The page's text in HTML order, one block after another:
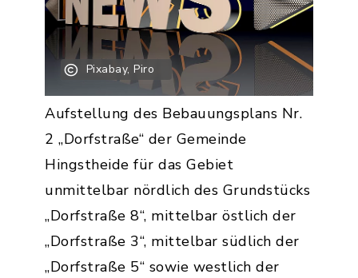
Pixabay, Piro
Aufstellung des Bebauungsplans Nr.
2 „Dorfstraße“ der Gemeinde
Hingstheide für das Gebiet
unmittelbar nördlich des Grundstücks
„Dorfstraße 8“, mittelbar östlich der
„Dorfstraße 3“, mittelbar südlich der
„Dorfstraße 5“ sowie westlich der